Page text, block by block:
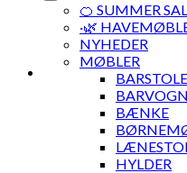
🍊 SUMMER
·🌿
NYHEDER
MØBLER
BARSTOLE
BÆNKE
HYLDER